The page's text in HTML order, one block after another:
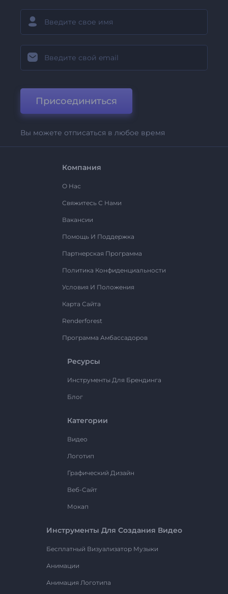
Присоединиться
Вы можете отписаться в любое время
Компания
О Нас
Свяжитесь С Нами
Вакансии
Помощь И Поддержка
Партнерская Программа
Политика Конфиденциальности
Условия И Положения
Карта Сайта
Renderforest
Программа Амбассадоров
Ресурсы
Инструменты Для Брендинга
Блог
Категории
Видео
Логотип
Графический Дизайн
Веб-Сайт
Мокап
Инструменты Для Создания Видео
Бесплатный Визуализатор Музыки
Анимации
Анимация Логотипа